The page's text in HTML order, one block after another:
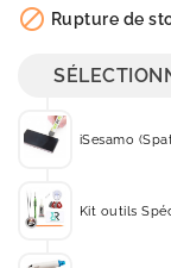
 Rupture de
iSesamo
Kit outils